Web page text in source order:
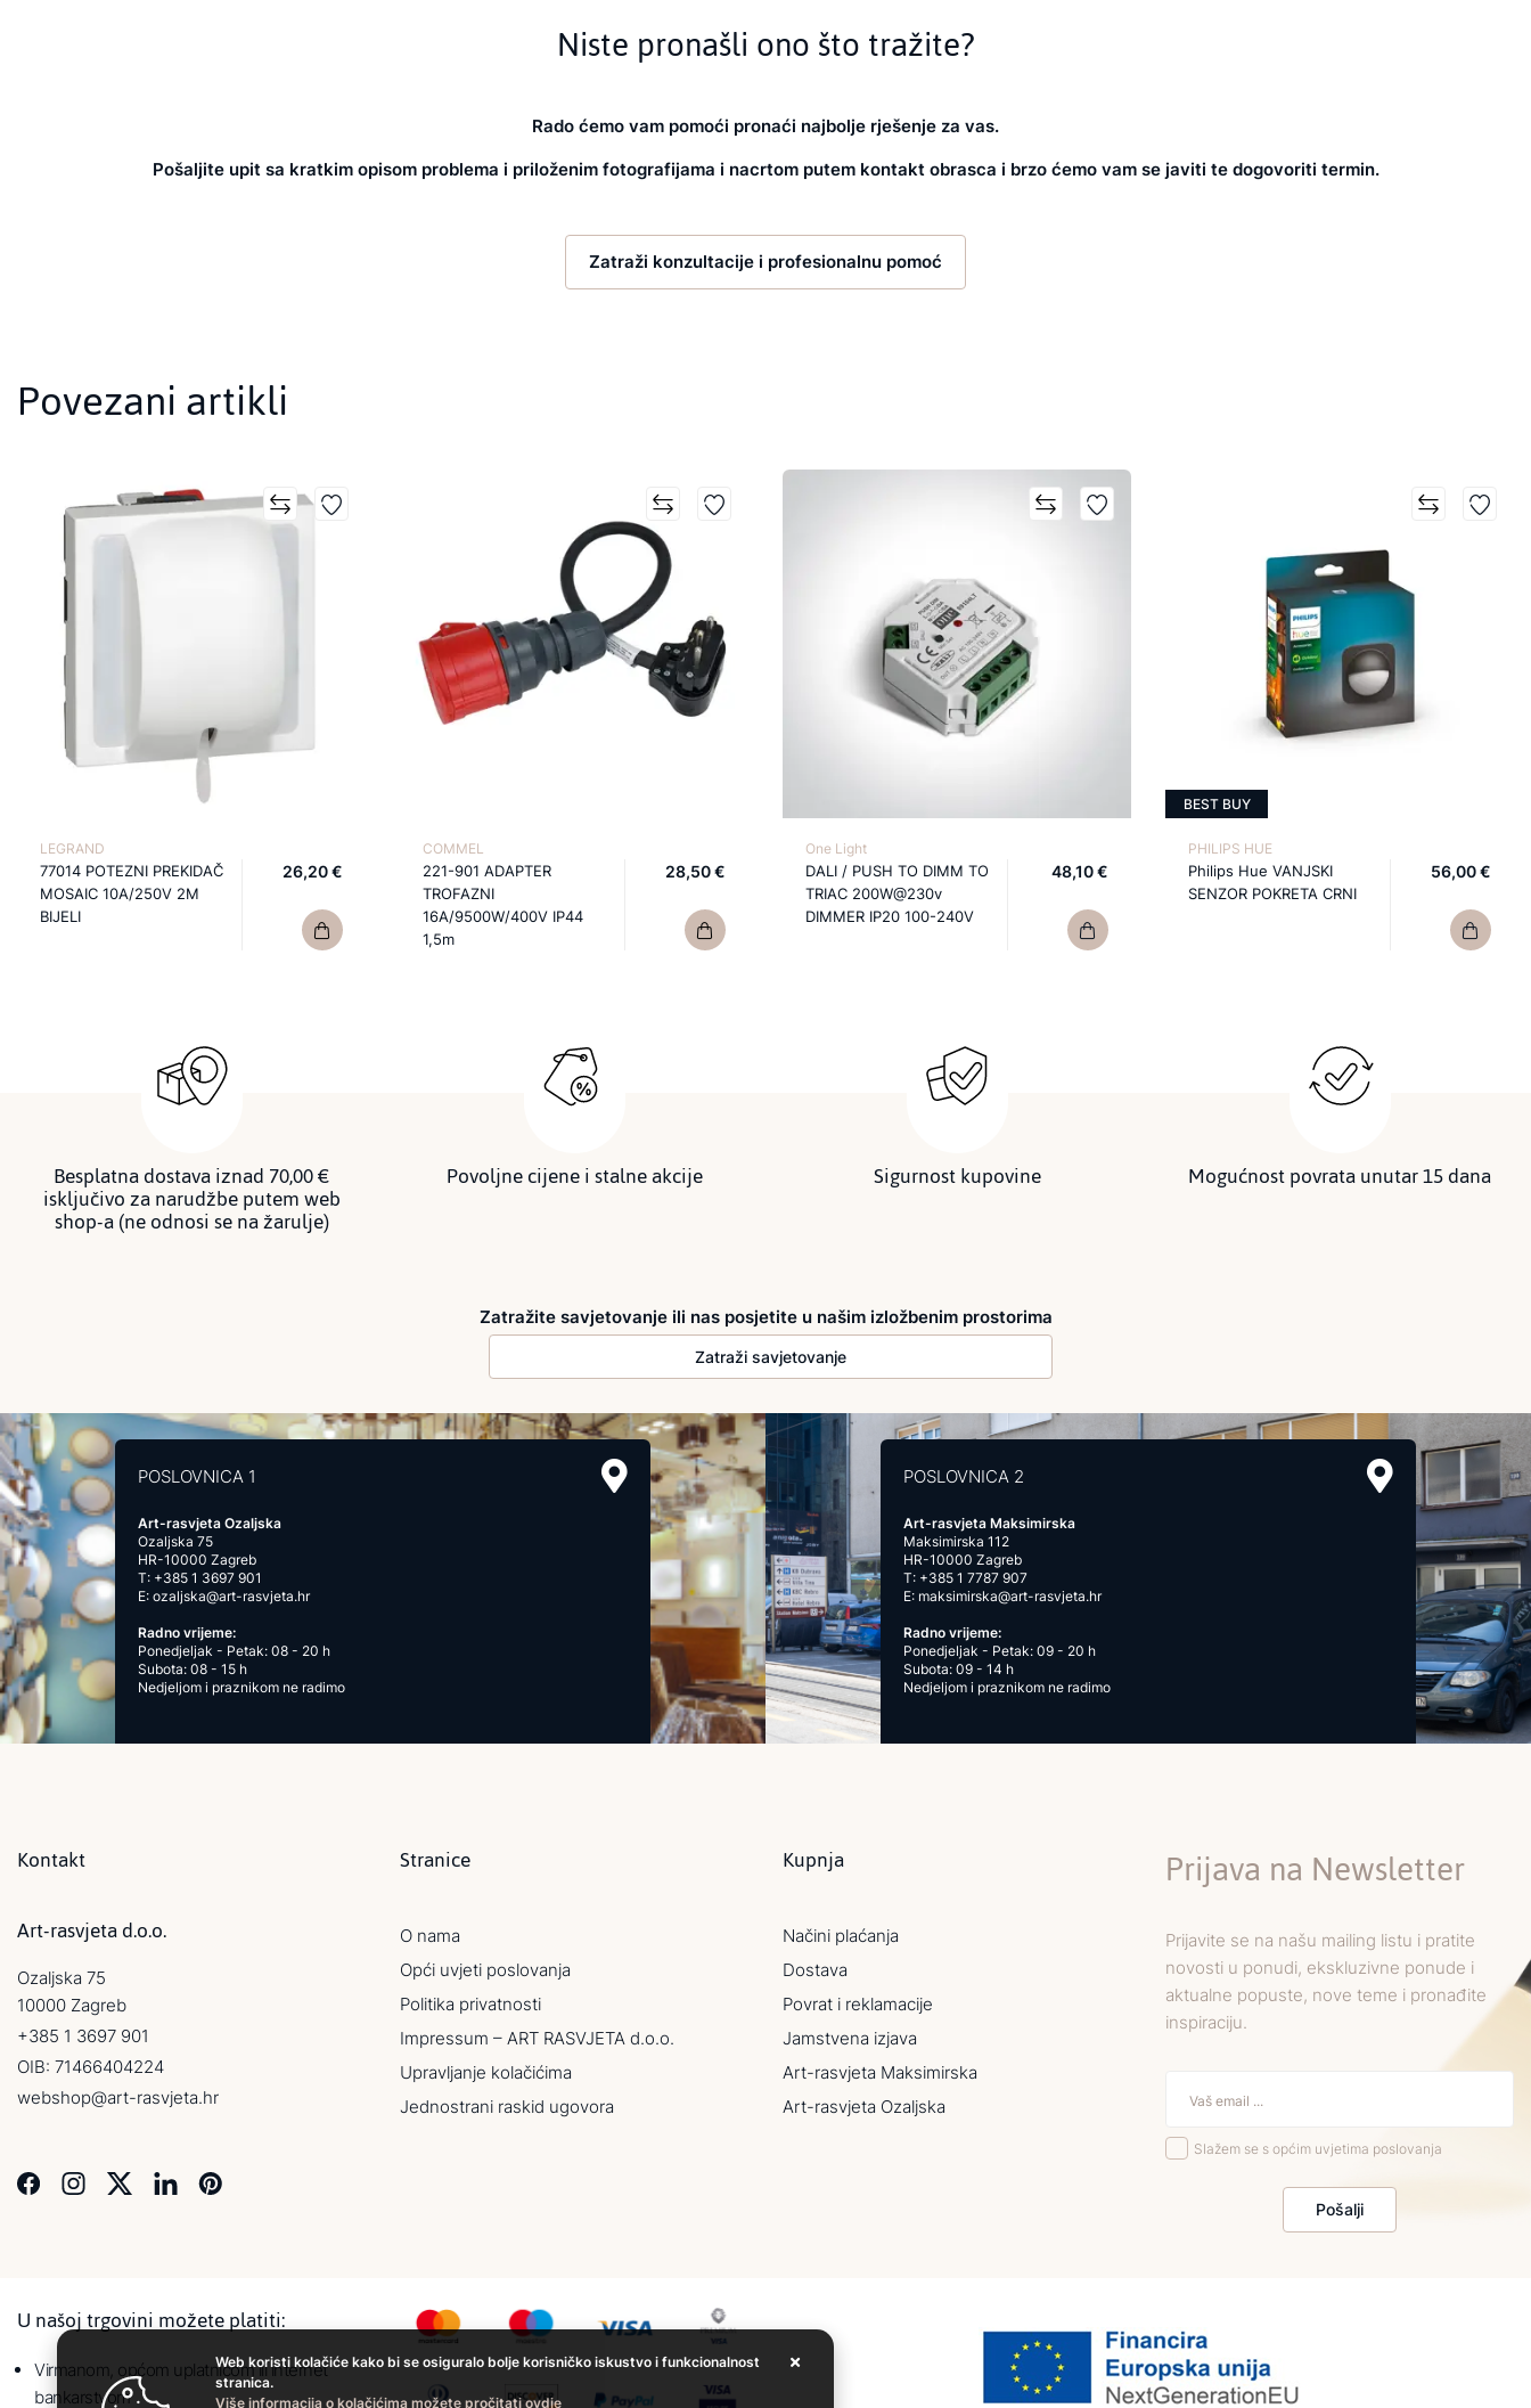
Niste pronašli ono što tražite?
Rado ćemo vam pomoći pronaći najbolje rješenje za vas.
Pošaljite upit sa kratkim opisom problema i priloženim fotografijama i nacrtom putem kontakt obrasca i brzo ćemo vam se javiti te dogovoriti termin.
Zatraži konzultacije i profesionalnu pomoć
Povezani artikli
LEGRAND
77014 POTEZNI PREKIDAČ
MOSAIC 10A/250V 2M
BIJELI
26,20 €
COMMEL
221-901 ADAPTER
TROFAZNI
16A/9500W/400V IP44
1,5m
28,50 €
One Light
DALI / PUSH TO DIMM TO
TRIAC 200W@230v
DIMMER IP20 100-240V
48,10 €
BEST BUY
PHILIPS HUE
Philips Hue VANJSKI
SENZOR POKRETA CRNI
56,00 €
Besplatna dostava iznad 70,00 €
isključivo za narudžbe putem web
shop-a (ne odnosi se na žarulje)
Povoljne cijene i stalne akcije Sigurnost kupovine Mogućnost povrata unutar 15 dana
Zatražite savjetovanje ili nas posjetite u našim izložbenim prostorima
Zatraži savjetovanje
POSLOVNICA 1
Art-rasvjeta Ozaljska
Ozaljska 75
HR-10000 Zagreb
T: +385 1 3697 901
E: ozaljska@art-rasvjeta.hr
Radno vrijeme:
Ponedjeljak - Petak: 08 - 20 h
Subota: 08 - 15 h
Nedjeljom i praznikom ne radimo
POSLOVNICA 2
Art-rasvjeta Maksimirska
Maksimirska 112
HR-10000 Zagreb
T: +385 1 7787 907
E: maksimirska@art-rasvjeta.hr
Radno vrijeme:
Ponedjeljak - Petak: 09 - 20 h
Subota: 09 - 14 h
Nedjeljom i praznikom ne radimo
Kontakt
Art-rasvjeta d.o.o.
Ozaljska 75
10000 Zagreb
+385 1 3697 901
OIB: 71466404224
webshop@art-rasvjeta.hr
Stranice
O nama
Opći uvjeti poslovanja
Politika privatnosti
Impressum – ART RASVJETA d.o.o.
Upravljanje kolačićima
Jednostrani raskid ugovora
Kupnja
Načini plaćanja
Dostava
Povrat i reklamacije
Jamstvena izjava
Art-rasvjeta Maksimirska
Art-rasvjeta Ozaljska
Prijava na Newsletter
Prijavite se na našu mailing listu i pratite
novosti u ponudi, ekskluzivne ponude i
aktualne popuste, nove teme i pronađite
inspiraciju.
Slažem se s općim uvjetima poslovanja
Pošalji
U našoj trgovini možete platiti:
Virmanom, općom uplatnicom ili internet
bankarstvom
Web koristi kolačiće kako bi se osiguralo bolje korisničko iskustvo i funkcionalnost
stranica.
Više informacija o kolačićima možete pročitati ovdje